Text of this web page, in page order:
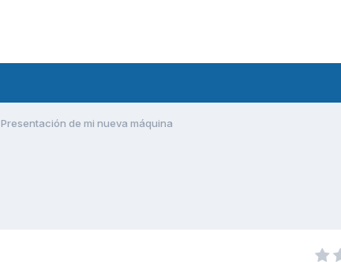
Presentación de mi nueva máquina